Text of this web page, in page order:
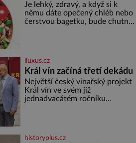
Je lehký, zdravý, a když si k
němu dáte opečený chléb nebo
čerstvou bagetku, bude chutnat
cibule 2 lžíce
iluxus.cz
Král vín začíná třetí dekádu
Největší český vinařský projekt
Král vín ve svém již
jednadvacátém ročníku
historyplus.cz